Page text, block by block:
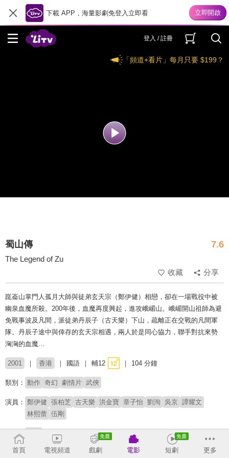
下載 APP，海量影劇免登入立即看
登入 / 註冊
「頻道+看片」每月只要 $199？
蜀山傳 7.6
The Legend of Zu
收藏
分享
崑崙山掌門人孤月大師與徒弟玄天宗（鄭伊健）相戀，卻在一場戰役中被
幽泉血魔所殺。200年後，血魔再度興起，進攻峨嵋山。峨嵋開山祖師為避
免戰事波及凡間，派徒弟丹辰子（古天樂）下山，疏離正在交戰的凡間軍
隊。丹辰子途中與倖存的玄天宗相遇，兩人於是同心協力，聯手對抗來勢
洶洶的血魔…
2001 香港 國語 輔12 104 分鐘
類別： 動作 奇幻 劇情片 武俠
演員： 鄭伊健 張柏芝 古天樂 洪金寶 章子怡 劉洵 吳京 譚耀文
林熙蕾 伍剛
導演：
原著： 李壽民
首頁 電視頻道 戲劇 電影 短劇 更多